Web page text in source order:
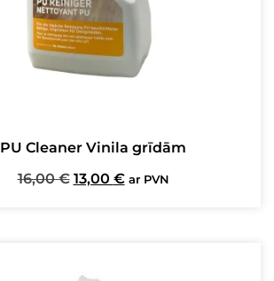
PU Cleaner Vinila grīdām
16,00€ Original
13,00 €Current
ar PVN